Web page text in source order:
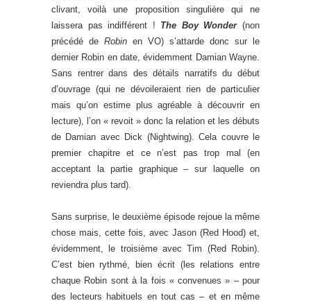
clivant, voilà une proposition singulière qui ne
laissera pas indifférent ! The Boy Wonder(non
précédé de Robin en VO) s’attarde donc sur le
dernier Robin en date, évidemment Damian Wayne.
Sans rentrer dans des détails narratifs du début
d’ouvrage (qui ne dévoileraient rien de particulier
mais qu’on estime plus agréable à découvrir en
lecture), l’on « revoit » donc la relation et les débuts
de Damian avec Dick (Nightwing). Cela couvre le
premier chapitre et ce n’est pas trop mal (en
acceptant la partie graphique – sur laquelle on
reviendra plus tard).
Sans surprise, le deuxième épisode rejoue la même
chose mais, cette fois, avec Jason (Red Hood) et,
évidemment, le troisième avec Tim (Red Robin).
C’est bien rythmé, bien écrit (les relations entre
chaque Robin sont à la fois « convenues » – pour
des lecteurs habituels en tout cas – et en même